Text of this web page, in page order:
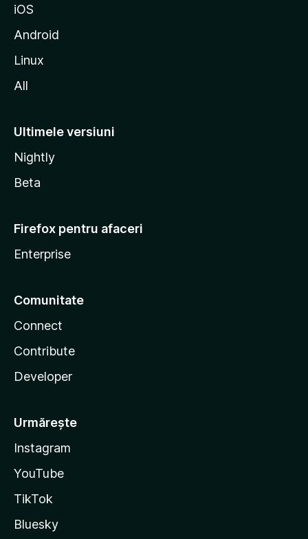
l
l
iOS
Android
Linux
All
Ultimele versiuni
Nightly
Beta
Firefox pentru afaceri
Enterprise
Comunitate
Connect
Contribute
Developer
Urmărește
Instagram
YouTube
TikTok
Bluesky